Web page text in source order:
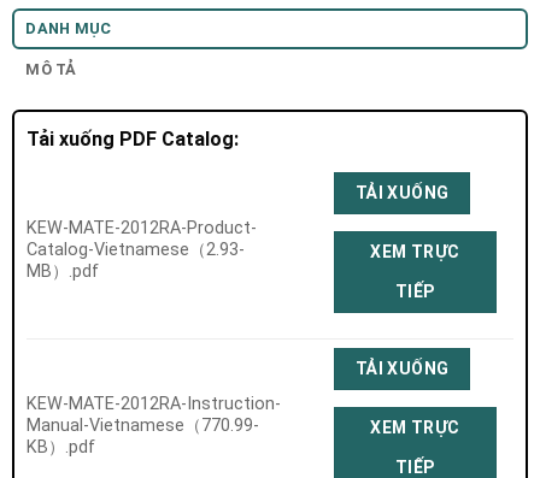
DANH MỤC
MÔ TẢ
Tải xuống PDF Catalog:
KEW-MATE-2012RA-Product-
Catalog-Vietnamese（2.93-
MB）.pdf
TẢI XUỐNG
XEM TRỰC
TIẾP
KEW-MATE-2012RA-Instruction-
Manual-Vietnamese（770.99-
KB）.pdf
TẢI XUỐNG
XEM TRỰC
TIẾP